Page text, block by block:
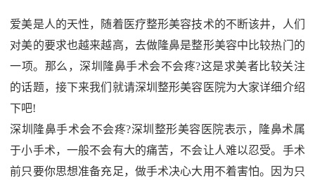
爱美是人的天性，随着医疗整形美容技术的不断该井，人们
对美的要求也越来越高，去做隆鼻是整形美容中比较热门的
一项。那么，深圳隆鼻手术会不会疼?这是求美者比较关注
的话题，接下来我们就请深圳整形美容医院为大家详细介绍
下吧!
深圳隆鼻手术会不会疼?深圳整形美容医院表示，隆鼻术属
于小手术，一般不会有大的痛苦，不会让人难以忍受。手术
前只要你思想准备充足，做手术决心大用不着害怕。因为只